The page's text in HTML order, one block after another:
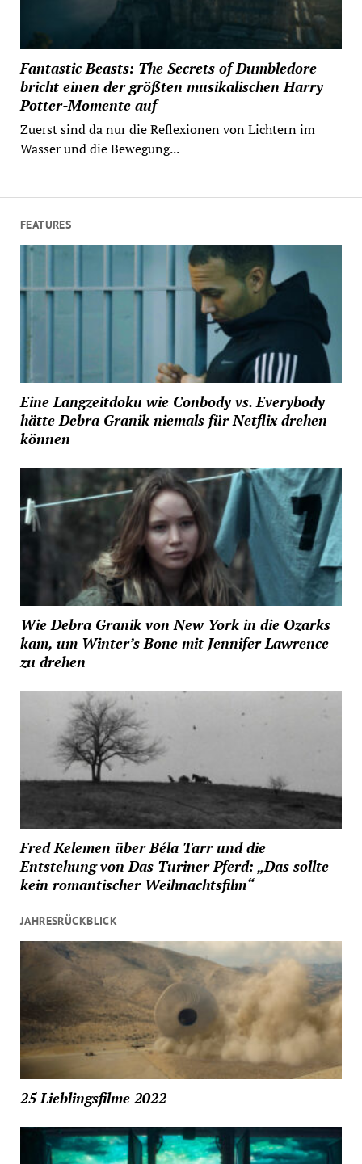
Fantastic Beasts: The Secrets of Dumbledore
bricht einen der größten musikalischen Harry
Potter-Momente auf
Zuerst sind da nur die Reflexionen von Lichtern im
Wasser und die Bewegung...
FEATURES
Eine Langzeitdoku wie Conbody vs. Everybody
hätte Debra Granik niemals für Netflix drehen
können
Wie Debra Granik von New York in die Ozarks
kam, um Winter’s Bone mit Jennifer Lawrence
zu drehen
Fred Kelemen über Béla Tarr und die
Entstehung von Das Turiner Pferd: „Das sollte
kein romantischer Weihnachtsfilm“
JAHRESRÜCKBLICK
25 Lieblingsfilme 2022